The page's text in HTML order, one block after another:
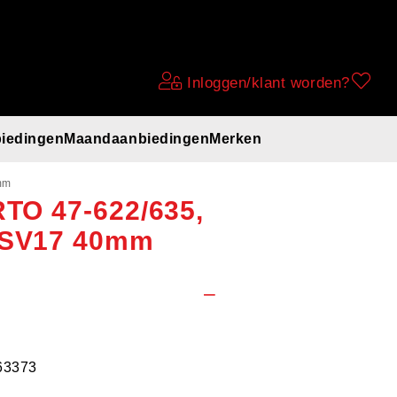
Inloggen/klant worden?
Maandaanbiedingen Merken
28x1
47-622/635,
40mm